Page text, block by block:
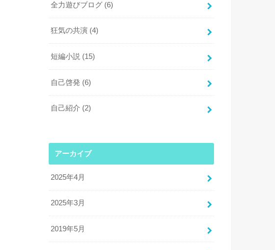
全力遊びブログ (6)
狂気の共演 (4)
短編小説 (15)
自己啓発 (6)
自己紹介 (2)
アーカイブ
2025年4月
2025年3月
2019年5月